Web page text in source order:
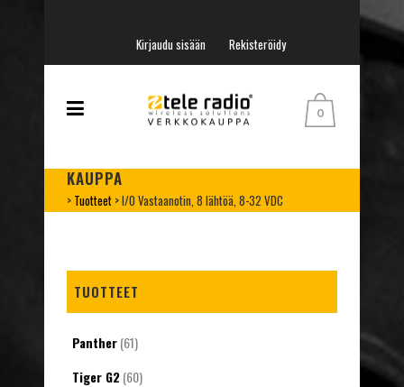
Kirjaudu sisään Rekisteröidy
0
KAUPPA
> Tuotteet >I/O Vastaanotin, 8 lähtöä, 8-32 VDC
TUOTTEET
Panther(61)
Tiger G2(60)